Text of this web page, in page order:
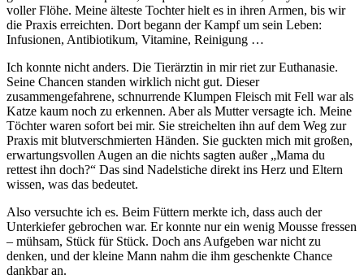
voller Flöhe. Meine älteste Tochter hielt es in ihren Armen, bis wir
die Praxis erreichten. Dort begann der Kampf um sein Leben:
Infusionen, Antibiotikum, Vitamine, Reinigung …
Ich konnte nicht anders. Die Tierärztin in mir riet zur Euthanasie.
Seine Chancen standen wirklich nicht gut. Dieser
zusammengefahrene, schnurrende Klumpen Fleisch mit Fell war als
Katze kaum noch zu erkennen. Aber als Mutter versagte ich. Meine
Töchter waren sofort bei mir. Sie streichelten ihn auf dem Weg zur
Praxis mit blutverschmierten Händen. Sie guckten mich mit großen,
erwartungsvollen Augen an die nichts sagten außer „Mama du
rettest ihn doch?“ Das sind Nadelstiche direkt ins Herz und Eltern
wissen, was das bedeutet.
Also versuchte ich es. Beim Füttern merkte ich, dass auch der
Unterkiefer gebrochen war. Er konnte nur ein wenig Mousse fressen
– mühsam, Stück für Stück. Doch ans Aufgeben war nicht zu
denken, und der kleine Mann nahm die ihm geschenkte Chance
dankbar an.